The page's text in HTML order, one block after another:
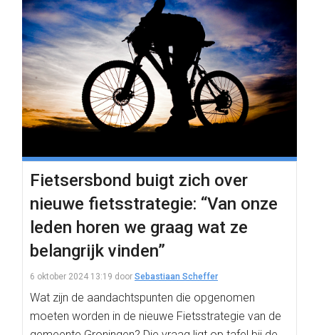
Fietsersbond buigt zich over
nieuwe fietsstrategie: “Van onze
leden horen we graag wat ze
belangrijk vinden”
6 oktober 2024 13:19 door Sebastiaan Scheffer
Wat zijn de aandachtspunten die opgenomen
moeten worden in de nieuwe Fietsstrategie van de